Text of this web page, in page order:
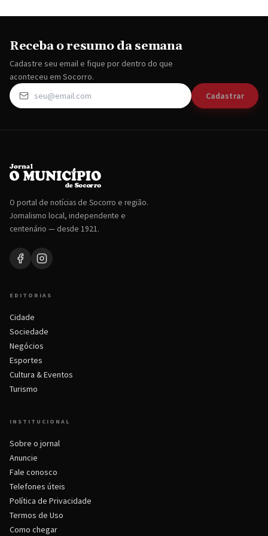
Receba o resumo da semana
Cadastre seu email e fique por dentro do que
aconteceu em Socorro.
Cadastrar
O portal de notícias de Socorro e região.
Jornalismo local, independente e
centenário — desde 1921.
EDITORIAS
Cidade
Sociedade
Negócios
Esportes
Cultura & Eventos
Turismo
INSTITUCIONAL
Sobre o jornal
Anuncie
Fale conosco
Telefones úteis
Política de Privacidade
Termos de Uso
Como chegar